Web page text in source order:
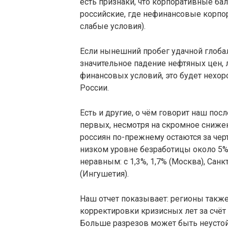
российские, где нефинансовые
слабые условия).
Если нынешний пробег удачной
значительное падение нефтяных
финансовых условий, это будет
России.
Есть и другие, о чём говорит наш
первых, несмотря на скромное
россиян по-прежнему остаются за
низком уровне безработицы около
неравным: с 1,3%, 1,7% (Москва),
(Ингушетия).
Наш отчет показывает: регионы
корректировки кризисных лет за
Больше разрезов может быть